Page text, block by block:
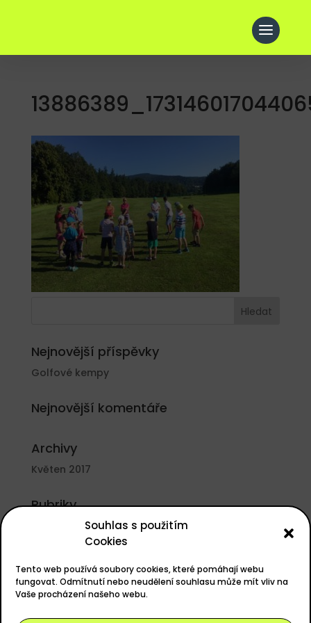
Souhlas s použitím
Cookies
Tento web používá soubory cookies, které pomáhají webu
fungovat. Odmítnutí nebo neudělení souhlasu může mít vliv na
Vaše procházení našeho webu.
Nejnovější příspěvky
Golfové kempy
Nejnovější komentáře
Archivy
Květen 2017
Rubriky
Nezařazené
Základní informace
Přihlásit se
Zdroj kanálů (příspěvky)